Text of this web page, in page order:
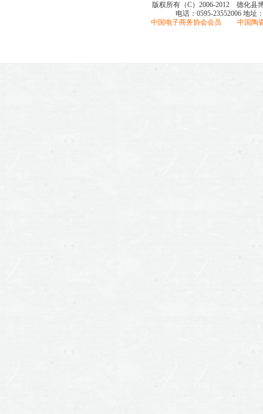
版权所有（C）2006-2012 德化县
电话：0595-23552006 地址
中国电子商务协会会员 中国陶